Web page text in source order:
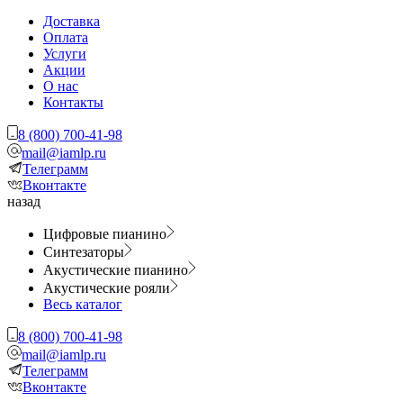
Доставка
Оплата
Услуги
Акции
О нас
Контакты
8 (800) 700-41-98
mail@iamlp.ru
Телеграмм
Вконтакте
назад
Цифровые пианино
Синтезаторы
Акустические пианино
Акустические рояли
Весь каталог
8 (800) 700-41-98
mail@iamlp.ru
Телеграмм
Вконтакте